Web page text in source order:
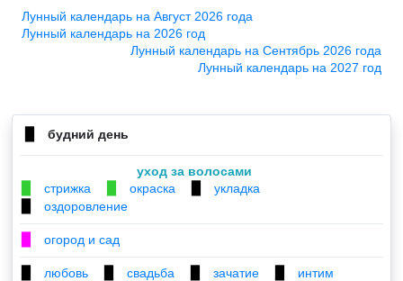
Лунный календарь на Август 2026 года
Лунный календарь на 2026 год
Лунный календарь на Сентябрь 2026 года
Лунный календарь на 2027 год
будний день
уход за волосами
стрижка окраска укладка
оздоровление
огород и сад
любовь свадьба зачатие интим